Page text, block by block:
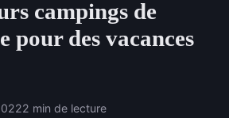
campings de
pour des vacances
2 min de lecture